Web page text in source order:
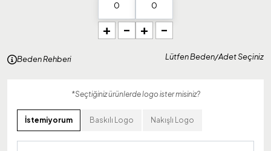
+ - + -
Beden Rehberi Lütfen Beden/Adet Seçiniz
*Seçtiğiniz ürünlerde logo ister misiniz?
İstemiyorum Baskılı Logo Nakışlı Logo